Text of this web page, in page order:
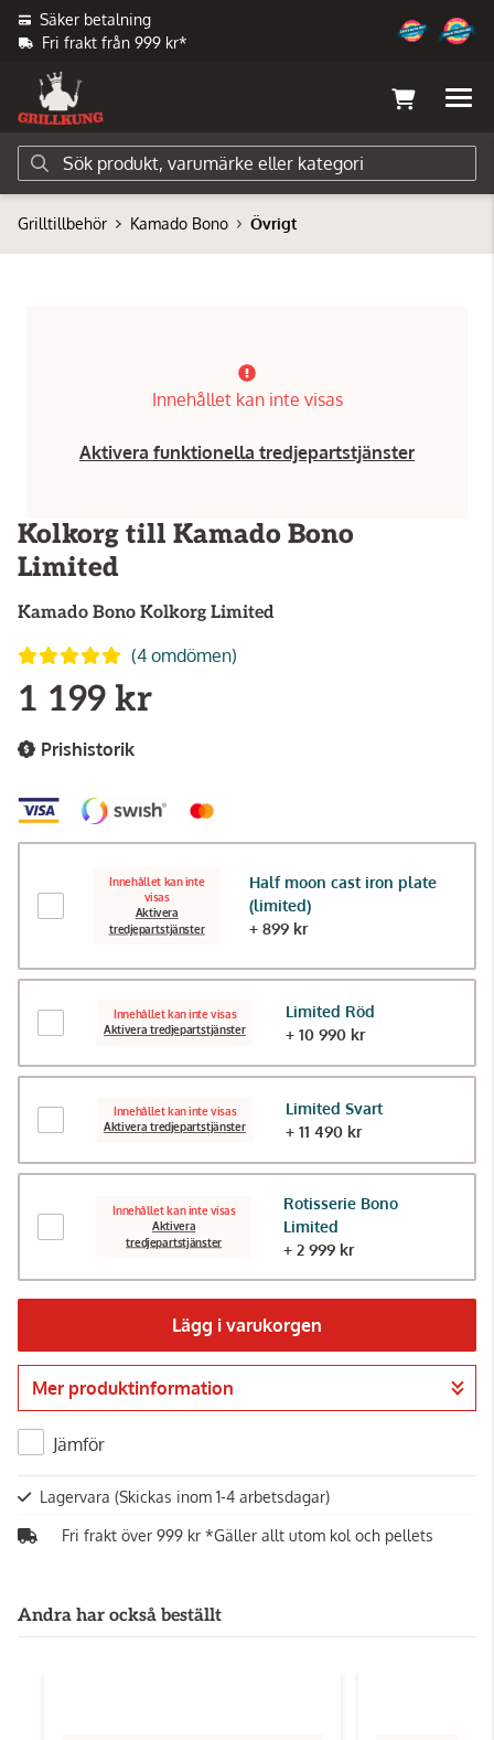
Säker betalning
Fri frakt från 999 kr*
Grilltillbehör Kamado Bono Övrigt
Innehållet kan inte visas
Aktivera funktionella tredjepartstjänster
Kolkorg till Kamado Bono
Limited
Kamado Bono Kolkorg Limited
(4 omdömen)
1 199 kr
Prishistorik
Innehållet kan inte
visas
Aktivera
tredjepartstjänster
Half moon cast iron plate
(limited)
+ 899 kr
Innehållet kan inte visas
Aktivera tredjepartstjänster
Limited Röd
+ 10 990 kr
Innehållet kan inte visas
Aktivera tredjepartstjänster
Limited Svart
+ 11 490 kr
Innehållet kan inte visas
Aktivera
tredjepartstjänster
Rotisserie Bono
Limited
+ 2 999 kr
Lägg i varukorgen
Gå till kassan
Mer produktinformation
Jämför
Lagervara (Skickas inom 1-4 arbetsdagar)
Fri frakt över 999 kr *Gäller allt utom kol och pellets
Andra har också beställt